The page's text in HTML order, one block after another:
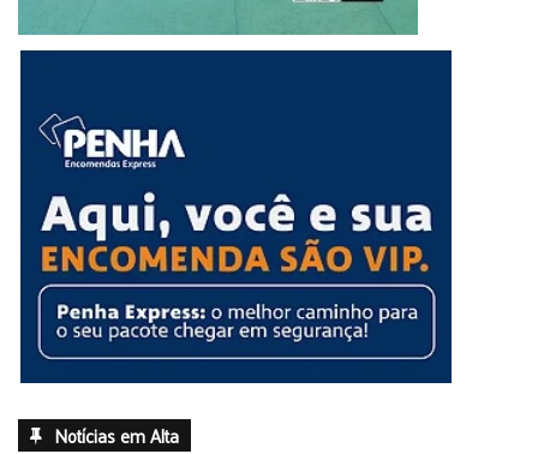
Notícias em Alta